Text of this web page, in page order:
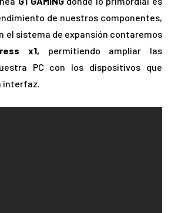
de nuestros componentes,
el sistema de expansión contaremos
x1, permitiendo ampliar las
PC con los dispositivos que
interfaz.